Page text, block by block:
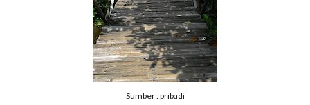
Sumber : pribadi